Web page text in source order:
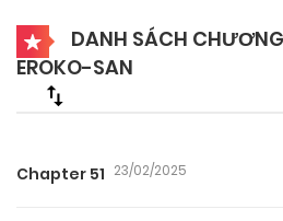
DANH SÁCH
EROKO-SAN
Chapter 51 23/02/2025